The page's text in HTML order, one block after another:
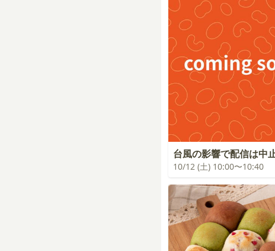
台風の影響で配信は中
10/12 (土) 10:00〜10:40